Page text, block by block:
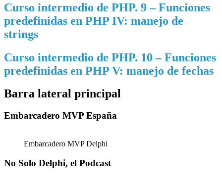
Curso intermedio de PHP. 9 – Funciones
predefinidas en PHP IV: manejo de
strings
Curso intermedio de PHP. 10 – Funciones
predefinidas en PHP V: manejo de fechas
Barra lateral principal
Embarcadero MVP España
Embarcadero MVP Delphi
No Solo Delphi, el Podcast